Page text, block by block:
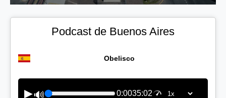
Podcast de Buenos Aires
Obelisco
▶🔊 0:0035:02